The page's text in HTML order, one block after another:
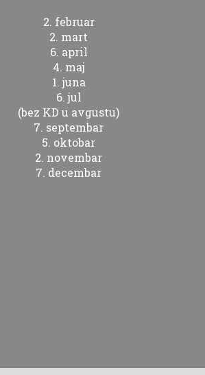
2. februar
2. mart
6. april
4. maj
1. juna
6. jul
(bez KD u avgustu)
7. septembar
5. oktobar
2. novembar
7. decembar